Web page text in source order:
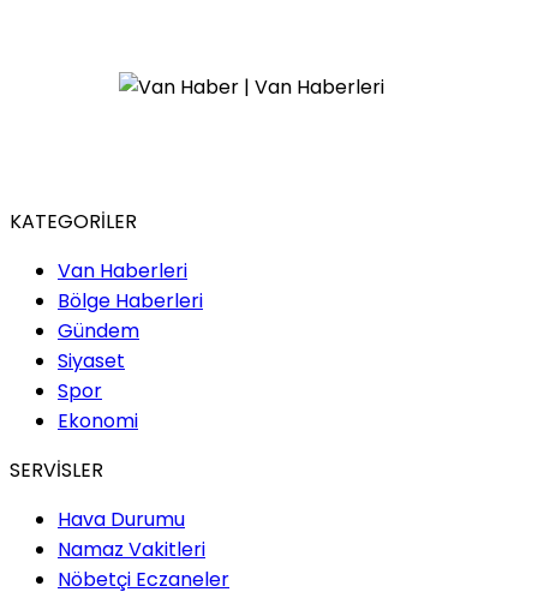
KATEGORİLER
Van Haberleri
Bölge Haberleri
Gündem
Siyaset
Spor
Ekonomi
SERVİSLER
Hava Durumu
Namaz Vakitleri
Nöbetçi Eczaneler